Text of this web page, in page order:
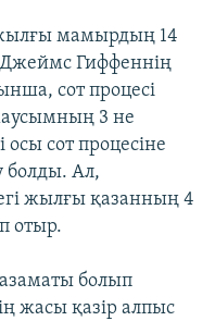
мамырдың 14
Джеймс Гиффеннің
сот процесі
3 не
сот процесіне
болды. Ал,
жылғы қазанның 4
отыр.
болып
жасы қазір алпыс